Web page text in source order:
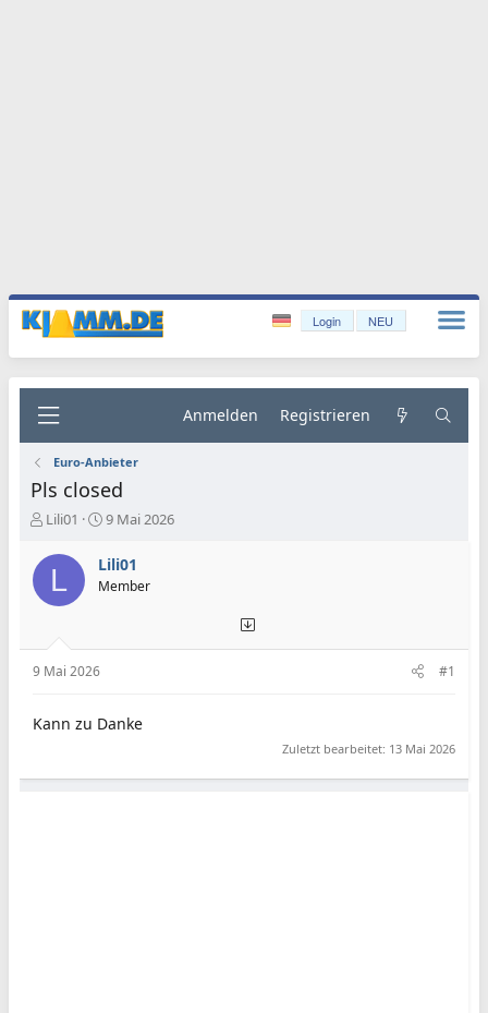
Login NEU
Anmelden Registrieren
Euro-Anbieter
Pls closed
E
s
e
r
Lili01
E
s
t
e
t
9 Mai 2026
L Lili01
Member
9 Mai 2026 #1
Kann zu Danke
Zuletzt bearbeitet: 13 Mai 2026